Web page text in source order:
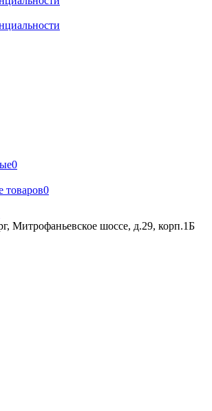
0
товаров0
Митрофаньевское шоссе, д.29, корп.1Б